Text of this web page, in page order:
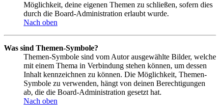
Möglichkeit, deine eigenen Themen zu schließen, sofern dies
durch die Board-Administration erlaubt wurde.
Nach oben
Was sind Themen-Symbole?
Themen-Symbole sind vom Autor ausgewählte Bilder, welche
mit einem Thema in Verbindung stehen können, um dessen
Inhalt kennzeichnen zu können. Die Möglichkeit, Themen-
Symbole zu verwenden, hängt von deinen Berechtigungen
ab, die die Board-Administration gesetzt hat.
Nach oben